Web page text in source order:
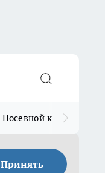
Посевной календарь
Принять